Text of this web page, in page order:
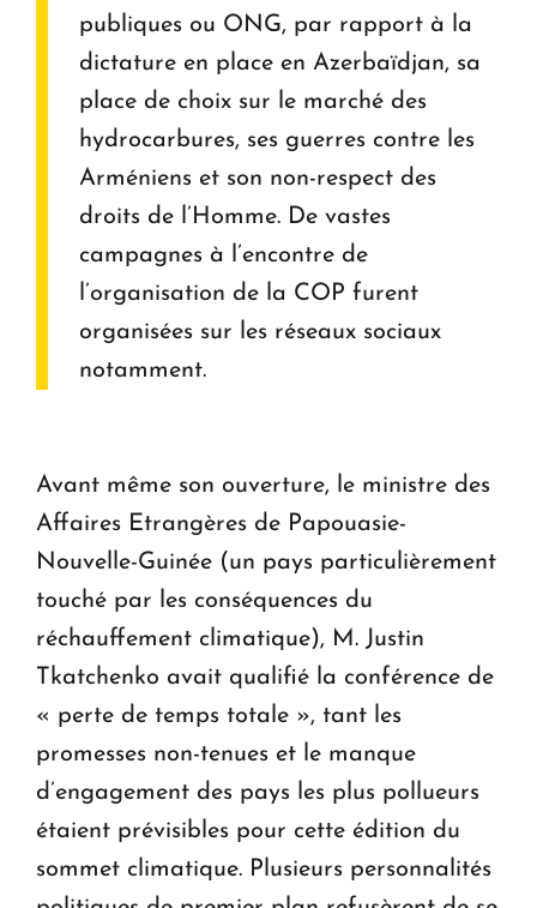
publiques ou ONG, par rapport à la
dictature en place en Azerbaïdjan, sa
place de choix sur le marché des
hydrocarbures, ses guerres contre les
Arméniens et son non-respect des
droits de l’Homme. De vastes
campagnes à l’encontre de
l’organisation de la COP furent
organisées sur les réseaux sociaux
notamment.
Avant même son ouverture, le ministre des
Affaires Etrangères de Papouasie-
Nouvelle-Guinée (un pays particulièrement
touché par les conséquences du
réchauffement climatique), M. Justin
Tkatchenko avait qualifié la conférence de
« perte de temps totale », tant les
promesses non-tenues et le manque
d’engagement des pays les plus pollueurs
étaient prévisibles pour cette édition du
sommet climatique. Plusieurs personnalités